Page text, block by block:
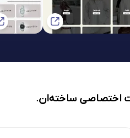
اختصاصی ساخته‌ان.